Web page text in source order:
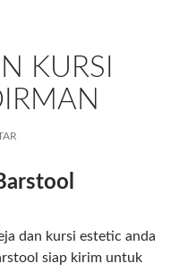
KURSI
dan kursi estetic anda
siap kirim untuk